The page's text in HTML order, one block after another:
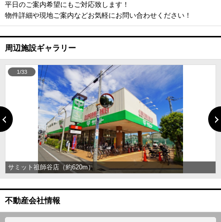
平日のご案内希望にもご対応致します！
物件詳細や現地ご案内などお気軽にお問い合わせください！
周辺施設ギャラリー
サミット祖師谷店（約620m）
1/33
不動産会社情報